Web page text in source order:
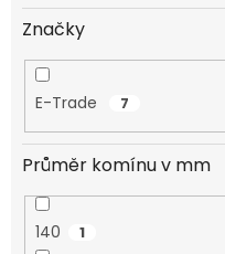
Značky
E-Trade 7
Průměr komínu v mm
140 1